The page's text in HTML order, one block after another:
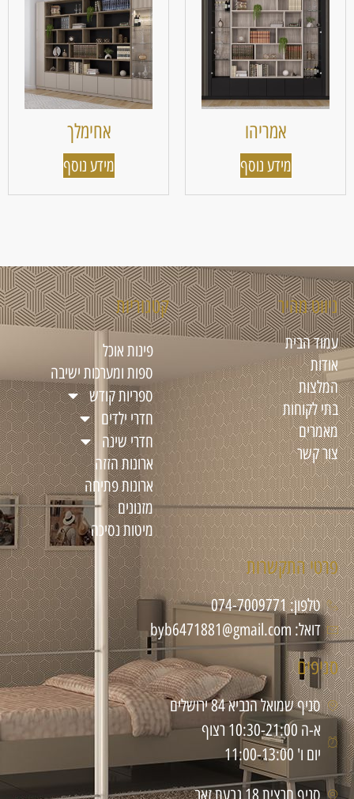
אמריהו
מידע נוסף
אחימלך
מידע נוסף
ניווט מהיר
עמוד הבית
אודות
המלצות
בתי לקוחות
מאמרים
צור קשר
קטגוריות
פינות אוכל
ספות ומערכות ישיבה
ספריות קודש
חדרי ילדים
חדרי שינה
ארונות הזזה
ארונות פתיחה
מזנונים
מיטות נסיכה
פרטי התקשרות
טלפון: 074-7009771
דואל: byb6471881@gmail.com
סניפים
סניף שמואל הנביא 84 ירושלים
א-ה 10:30-21:00 רצוף
יום ו' 11:00-13:00
סניף חרצית 18 גבעת זאב